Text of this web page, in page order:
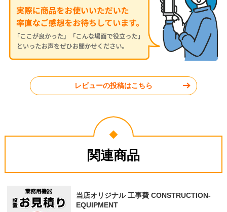
レビューの投稿はこちら
関連商品
当店オリジナル 工事費 CONSTRUCTION-
EQUIPMENT